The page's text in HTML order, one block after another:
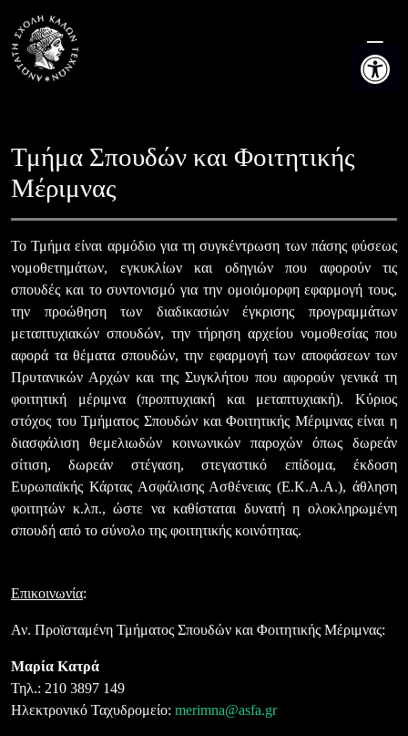
Ανοίξτε
content
Τμήμα Σπουδών και Φοιτητικής
Μέριμνας
Το Τμήμα είναι αρμόδιο για τη συγκέντρωση των πάσης φύσεως
νομοθετημάτων, εγκυκλίων και οδηγιών που αφορούν τις
σπουδές και το συντονισμό για την ομοιόμορφη εφαρμογή τους,
την προώθηση των διαδικασιών έγκρισης προγραμμάτων
μεταπτυχιακών σπουδών, την τήρηση αρχείου νομοθεσίας που
αφορά τα θέματα σπουδών, την εφαρμογή των αποφάσεων των
Πρυτανικών Αρχών και της Συγκλήτου που αφορούν γενικά τη
φοιτητική μέριμνα (προπτυχιακή και μεταπτυχιακή). Κύριος
στόχος του Τμήματος Σπουδών και Φοιτητικής Μέριμνας είναι η
διασφάλιση θεμελιωδών κοινωνικών παροχών όπως δωρεάν
σίτιση, δωρεάν στέγαση, στεγαστικό επίδομα, έκδοση
Ευρωπαϊκής Κάρτας Ασφάλισης Ασθένειας (Ε.Κ.Α.Α.), άθληση
φοιτητών κ.λπ., ώστε να καθίσταται δυνατή η ολοκληρωμένη
σπουδή από το σύνολο της φοιτητικής κοινότητας.
Επικοινωνία:
Αν. Προϊσταμένη Τμήματος Σπουδών και Φοιτητικής Μέριμνας:
Μαρία Κατρά
Τηλ.: 210 3897 149
Ηλεκτρονικό Ταχυδρομείο: merimna@asfa.gr